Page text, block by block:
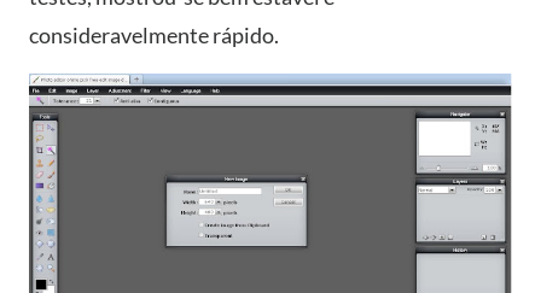
consideravelmente rápido.